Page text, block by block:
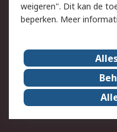
Algemene
Over RS
RS Group
RS wereldwijd
ESG
weigeren". Dit kan de
beperken. Meer